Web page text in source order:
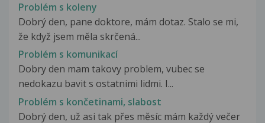
Problém s koleny
Dobrý den, pane doktore, mám dotaz. Stalo se mi,
že když jsem měla skrčená...
Problém s komunikací
Dobry den mam takovy problem, vubec se
nedokazu bavit s ostatnimi lidmi. I...
Problém s končetinami, slabost
Dobrý den, už asi tak přes měsíc mám každý večer